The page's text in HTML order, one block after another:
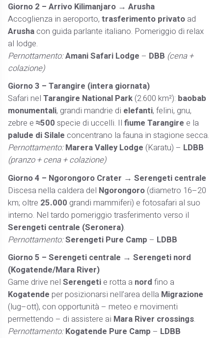
Giorno 2 – Arrivo Kilimanjaro → Arusha
Accoglienza in aeroporto,trasferimento privato ad
Arushacon guida parlante italiano. Pomeriggio di relax
al lodge.
Pernottamento:Amani Safari Lodge – DBB (cena +
colazione)
Giorno 3 – Tarangire (intera giornata)
Safari nelTarangire National Park (2.600 km²): baobab
monumentali, grandi mandrie di elefanti, felini, gnu,
zebre e≈500 specie di uccelli. Ilfiume Tarangire e la
palude di Silale concentrano la fauna in stagione secca.
Pernottamento:Marera Valley Lodge (Karatu) – LDBB
(pranzo + cena + colazione)
Giorno 4 – Ngorongoro Crater → Serengeti centrale
Discesa nella caldera del Ngorongoro (diametro 16–20
km; oltre 25.000 grandi mammiferi) e fotosafari al suo
interno. Nel tardo pomeriggio trasferimento verso il
Serengeti centrale (Seronera).
Pernottamento:Serengeti Pure Camp – LDBB
Giorno 5 – Serengeti centrale → Serengeti nord
(Kogatende/Mara River)
Game drive nelSerengetie rotta a nord fino a
Kogatende per posizionarsi nell’area della Migrazione
(lug–ott), con opportunità – meteo e movimenti
permettendo – di assistere ai Mara River crossings.
Pernottamento:Kogatende Pure Camp – LDBB